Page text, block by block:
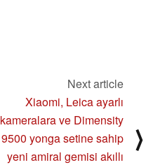
Next article
Xiaomi, Leica ayarlı
kameralara ve Dimensity
9500 yonga setine sahip
yeni amiral gemisi akıllı
⟩